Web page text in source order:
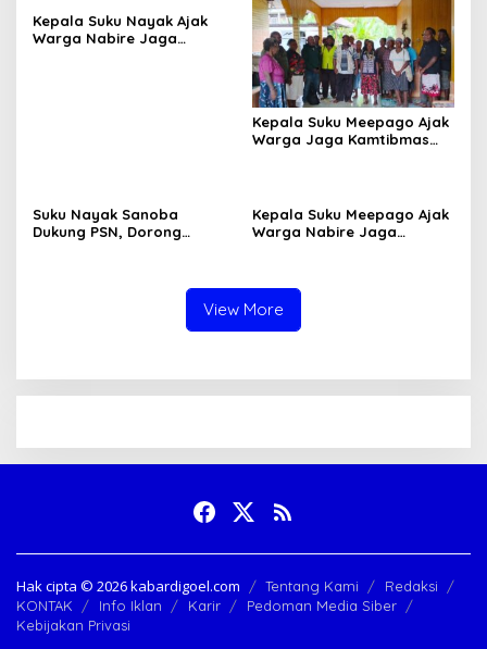
Kepala Suku Nayak Ajak
Warga Nabire Jaga
Kepala Suku Meepago Ajak
Warga Jaga Kamtibmas
Suku Nayak Sanoba
Dukung PSN, Dorong
Kepala Suku Meepago Ajak
Warga Nabire Jaga
View More
Hak cipta ©️ 2026 kabardigoel.com Tentang Kami
Redaksi
KONTAK
Info Iklan Karir
Pedoman Media Siber
Kebijakan Privasi